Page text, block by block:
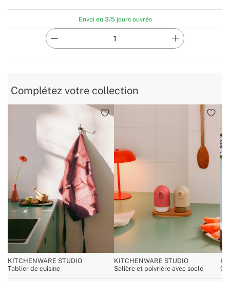
Envoi en 3/5 jours ouvrés
Complétez votre collection
KITCHENWARE STUDIO
Tablier de cuisine
KITCHENWARE STUDIO
Salière et poivrière avec socle